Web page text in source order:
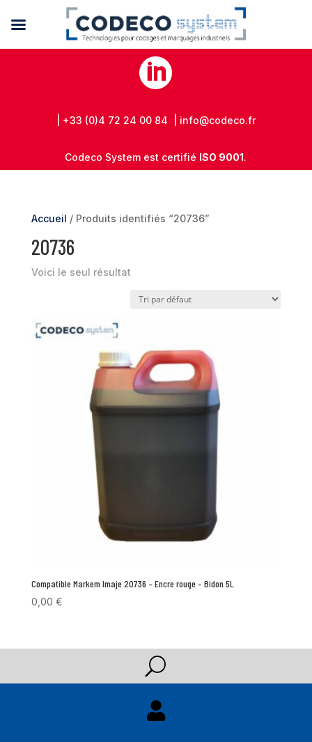

| +33 (0)4 72 24 00 84 | info@codeco.fr
Codeco System est certifié ISO 9001.
Accueil / Produits identifiés “20736”
20736
Voici le seul résultat
Compatible Markem Imaje 20736 – Encre rouge – Bidon 5L
0,00 €
U
